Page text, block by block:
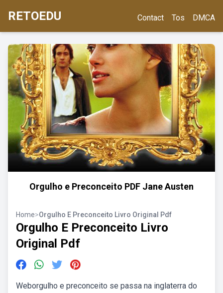
RETOEDU Contact Tos DMCA
Orgulho e Preconceito PDF Jane Austen
Home>Orgulho E Preconceito Livro Original Pdf
Orgulho E Preconceito Livro
Original Pdf
Weborgulho e preconceito se passa na inglaterra do